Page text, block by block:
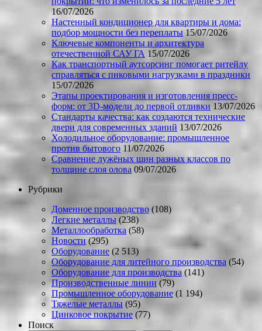
16/07/2026
Настенный кондиционер для квартиры и дома:
подбор мощности без переплаты 15/07/2026
Ключевые компоненты и архитектура
отечественной САУ ГА 15/07/2026
Как транспортный аутсорсинг помогает ритейлу
справляться с пиковыми нагрузками в праздники
15/07/2026
Этапы проектирования и изготовления пресс-
форм: от 3D-модели до первой отливки 13/07/2026
Стандарты качества: как создаются технические
двери для современных зданий 13/07/2026
Холодильное оборудование: промышленное
против бытового 11/07/2026
Сравнение лужёных шин разных классов по
толщине слоя олова 09/07/2026
Рубрики
Доменное производство (108)
Легкие металлы (238)
Металлообработка (58)
Новости (295)
Оборудование (2 513)
Оборудование для литейного производства (54)
Оборудование для производства (141)
Производственные линии (79)
Промышленное оборудование (1 194)
Тяжелые металлы (95)
Цинковое покрытие (77)
Поиск